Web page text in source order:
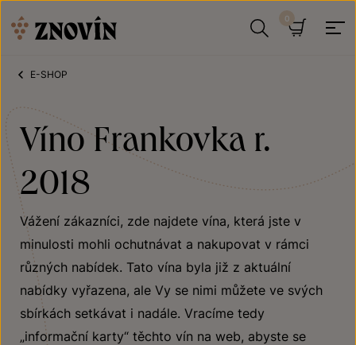
E-SHOP
Víno Frankovka r.
2018
Vážení zákazníci, zde najdete vína, která jste v
minulosti mohli ochutnávat a nakupovat v rámci
různých nabídek. Tato vína byla již z aktuální
nabídky vyřazena, ale Vy se nimi můžete ve svých
sbírkách setkávat i nadále. Vracíme tedy
„informační karty“ těchto vín na web, abyste se